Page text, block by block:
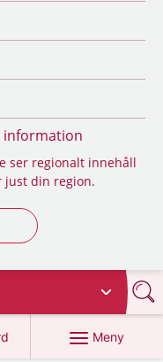
information
ser regionalt innehåll
just din region.
Meny